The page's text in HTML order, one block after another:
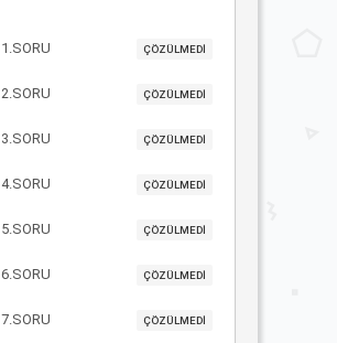
1.SORU ÇÖZÜLMEDİ
2.SORU ÇÖZÜLMEDİ
3.SORU ÇÖZÜLMEDİ
4.SORU ÇÖZÜLMEDİ
5.SORU ÇÖZÜLMEDİ
6.SORU ÇÖZÜLMEDİ
7.SORU ÇÖZÜLMEDİ